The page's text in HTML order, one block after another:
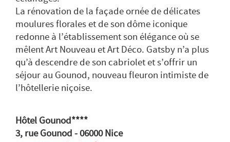
La rénovation de la façade ornée de délicates
moulures florales et de son dôme iconique
redonne à l’établissement son élégance où se
mêlent Art Nouveau et Art Déco. Gatsby n’a plus
qu’à descendre de son cabriolet et s’offrir un
séjour au Gounod, nouveau fleuron intimiste de
l’hôtellerie niçoise.
Hôtel Gounod****
3, rue Gounod - 06000 Nice